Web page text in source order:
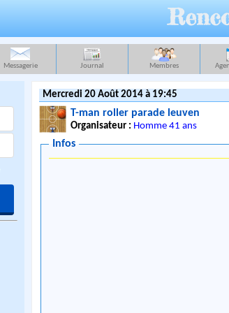
Messagerie Journal Membres
Mercredi 20 Août 2014 à 19:45
T-man roller parade leuven
Organisateur : Homme 41 ans
Infos